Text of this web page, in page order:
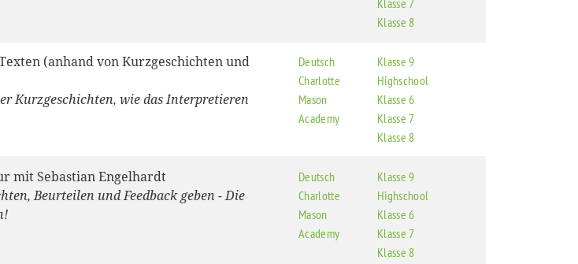
Klasse 7
Klasse 8
(anhand von Kurzgeschichten und
Kurzgeschichten, wie das Interpretieren
Deutsch
Charlotte
Mason
Academy
Klasse 9
Highschool
Klasse 6
Klasse 7
Klasse 8
mit Sebastian Engelhardt
Beurteilen und Feedback geben - Die
Deutsch
Charlotte
Mason
Academy
Klasse 9
Highschool
Klasse 6
Klasse 7
Klasse 8